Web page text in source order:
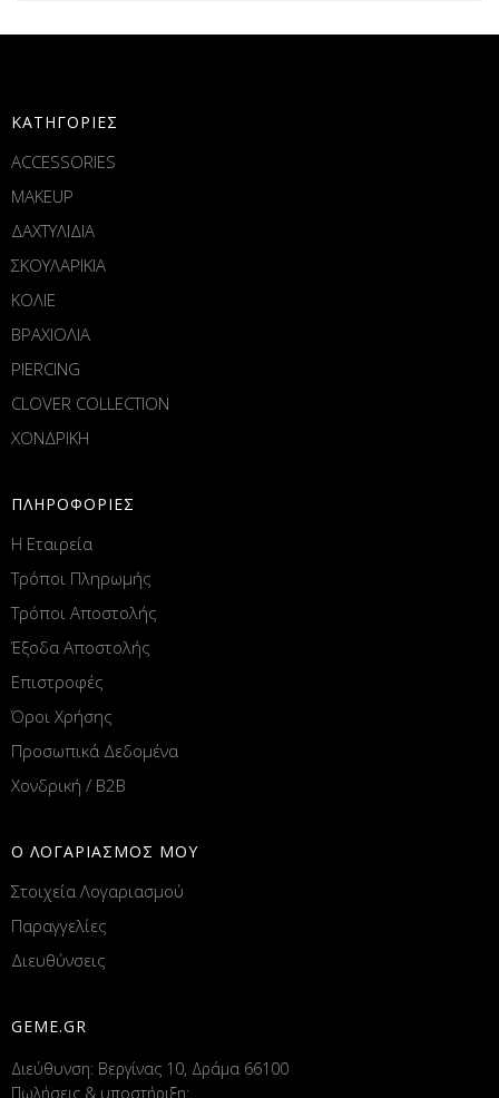
ΚΑΤΗΓΟΡΙΕΣ
ACCESSORIES
MAKEUP
ΔΑΧΤΥΛΙΔΙΑ
ΣΚΟΥΛΑΡΙΚΙΑ
ΚΟΛΙΕ
ΒΡΑΧΙΟΛΙΑ
PIERCING
CLOVER COLLECTION
ΧΟΝΔΡΙΚΗ
ΠΛΗΡΟΦΟΡΙΕΣ
Η Εταιρεία
Τρόποι Πληρωμής
Τρόποι Αποστολής
Έξοδα Αποστολής
Επιστροφές
Όροι Χρήσης
Προσωπικά Δεδομένα
Χονδρική / B2B
Ο ΛΟΓΑΡΙΑΣΜΟΣ ΜΟΥ
Στοιχεία Λογαριασμού
Παραγγελίες
Διευθύνσεις
GEME.GR
Διεύθυνση: Βεργίνας 10, Δράμα 66100
Πωλήσεις & υποστήριξη: